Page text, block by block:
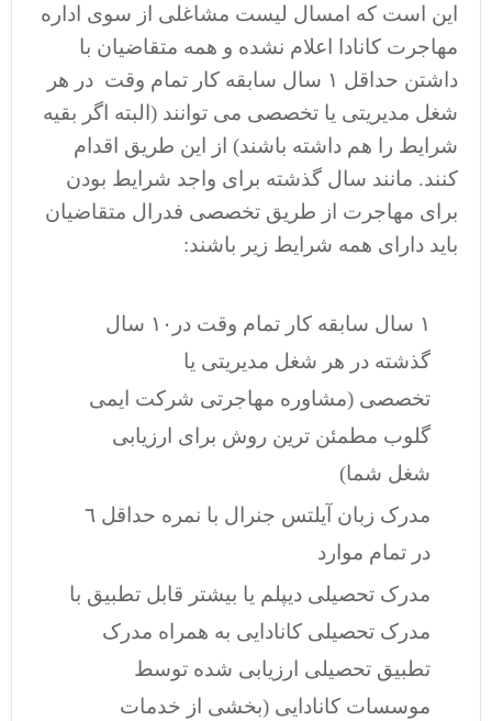
این است که امسال لیست مشاغلی از سوی اداره
مهاجرت کانادا اعلام نشده و همه متقاضیان با
داشتن حداقل ١ سال سابقه کار تمام وقت در هر
شغل مدیریتی یا تخصصی می توانند (البته اگر بقیه
شرایط را هم داشته باشند) از این طریق اقدام
کنند. مانند سال گذشته برای واجد شرایط بودن
برای مهاجرت از طریق تخصصی فدرال متقاضیان
باید دارای همه شرایط زیر باشند:
١ سال سابقه کار تمام وقت در١٠ سال
گذشته در هر شغل مدیریتی یا
تخصصی (مشاوره مهاجرتی شرکت ایمی
گلوب مطمئن ترین روش برای ارزیابی
شغل شما)
مدرک زبان آیلتس جنرال با نمره حداقل ٦
در تمام موارد
مدرک تحصیلی دیپلم یا بیشتر قابل تطبیق با
مدرک تحصیلی کانادایی به همراه مدرک
تطبیق تحصیلی ارزیابی شده توسط
موسسات کانادایی (بخشی از خدمات